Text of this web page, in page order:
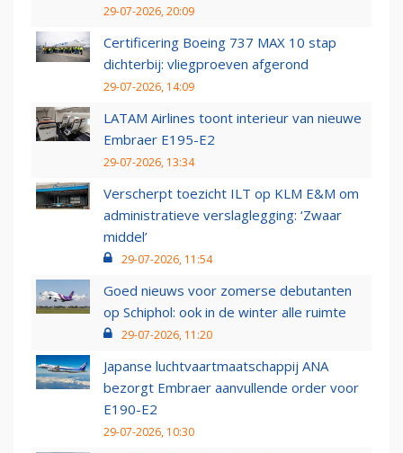
29-07-2026, 20:09
Certificering Boeing 737 MAX 10 stap
dichterbij: vliegproeven afgerond
29-07-2026, 14:09
LATAM Airlines toont interieur van nieuwe
Embraer E195-E2
29-07-2026, 13:34
Verscherpt toezicht ILT op KLM E&M om
administratieve verslaglegging: ‘Zwaar
middel’
29-07-2026, 11:54
Goed nieuws voor zomerse debutanten
op Schiphol: ook in de winter alle ruimte
29-07-2026, 11:20
Japanse luchtvaartmaatschappij ANA
bezorgt Embraer aanvullende order voor
E190-E2
29-07-2026, 10:30